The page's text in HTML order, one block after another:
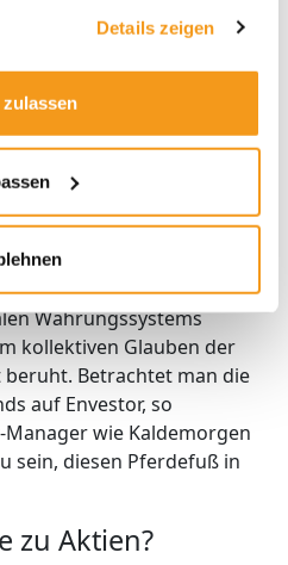
Details zeigen
sucht, könnte bei Gold
und Rohstoffen fündig
dass es anders als
keine
jedoch immer bewusst
von Gold als auch sein
seit der Aufhebung der
Währungssystems
kollektiven Glauben der
Betrachtet man die
auf Envestor, so
wie Kaldemorgen
sein, diesen Pferdefuß in
zu Aktien?